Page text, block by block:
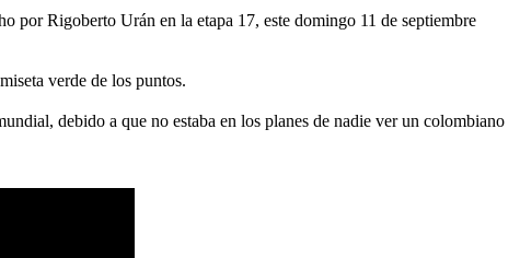
por Rigoberto Urán en la etapa 17, este domingo 11 de septiembre
verde de los puntos.
debido a que no estaba en los planes de nadie ver un colombiano